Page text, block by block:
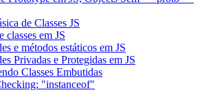
de Classes JS
classes em JS
e métodos estáticos em JS
Privadas e Protegidas em JS
Classes Embutidas
"instanceof"